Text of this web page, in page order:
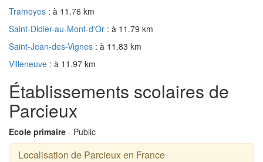
Tramoyes : à 11.76 km
Saint-Didier-au-Mont-d'Or : à 11.79 km
Saint-Jean-des-Vignes : à 11.83 km
Villeneuve : à 11.97 km
Établissements scolaires de
Parcieux
Ecole primaire - Public
Localisation de Parcieux en France